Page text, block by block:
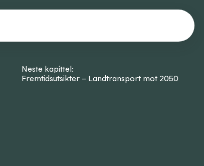
Neste kapittel:
Fremtidsutsikter – Landtransport mot 2050